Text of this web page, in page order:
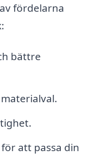
fördelarna
bättre
att passa din